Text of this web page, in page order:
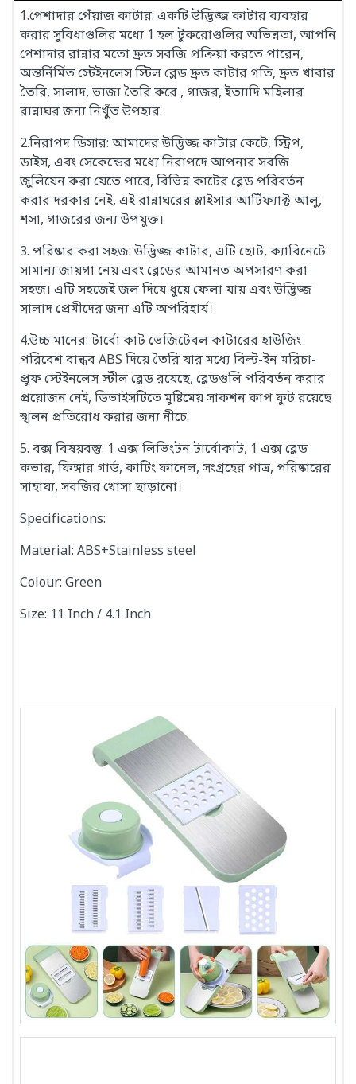
1.পেশাদার পেঁয়াজ কাটার: একটি উদ্ভিজ্জ কাটার ব্যবহার
করার সুবিধাগুলির মধ্যে 1 হল টুকরোগুলির অভিন্নতা, আপনি
পেশাদার রান্নার মতো দ্রুত সবজি প্রক্রিয়া করতে পারেন,
অন্তর্নির্মিত স্টেইনলেস স্টিল ব্লেড দ্রুত কাটার গতি, দ্রুত খাবার
তৈরি, সালাদ, ভাজা তৈরি করে , গাজর, ইত্যাদি মহিলার
রান্নাঘর জন্য নিখুঁত উপহার.
2.নিরাপদ ডিসার: আমাদের উদ্ভিজ্জ কাটার কেটে, স্ট্রিপ,
ডাইস, এবং সেকেন্ডের মধ্যে নিরাপদে আপনার সবজি
জুলিয়েন করা যেতে পারে, বিভিন্ন কাটের ব্লেড পরিবর্তন
করার দরকার নেই, এই রান্নাঘরের স্লাইসার আর্টিফ্যাক্ট আলু,
শসা, গাজরের জন্য উপযুক্ত।
3. পরিষ্কার করা সহজ: উদ্ভিজ্জ কাটার, এটি ছোট, ক্যাবিনেটে
সামান্য জায়গা নেয় এবং ব্লেডের আমানত অপসারণ করা
সহজ। এটি সহজেই জল দিয়ে ধুয়ে ফেলা যায় এবং উদ্ভিজ্জ
সালাদ প্রেমীদের জন্য এটি অপরিহার্য।
4.উচ্চ মানের: টার্বো কাট ভেজিটেবল কাটারের হাউজিং
পরিবেশ বান্ধব ABS দিয়ে তৈরি যার মধ্যে বিল্ট-ইন মরিচা-
প্রুফ স্টেইনলেস স্টীল ব্লেড রয়েছে, ব্লেডগুলি পরিবর্তন করার
প্রয়োজন নেই, ডিভাইসটিতে মুষ্টিমেয় সাকশন কাপ ফুট রয়েছে
স্খলন প্রতিরোধ করার জন্য নীচে.
5. বক্স বিষয়বস্তু: 1 এক্স লিভিংটন টার্বোকাট, 1 এক্স ব্লেড
কভার, ফিঙ্গার গার্ড, কাটিং ফানেল, সংগ্রহের পাত্র, পরিষ্কারের
সাহায্য, সবজির খোসা ছাড়ানো।
Specifications:
Material: ABS+Stainless steel
Colour: Green
Size: 11 Inch / 4.1 Inch